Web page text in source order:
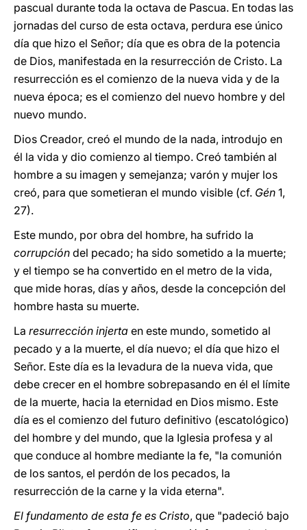
pascual durante toda la octava de Pascua. En todas las
jornadas del curso de esta octava, perdura ese único
día que hizo el Señor; día que es obra de la potencia
de Dios, manifestada en la resurrección de Cristo. La
resurrección es el comienzo de la nueva vida y de la
nueva época; es el comienzo del nuevo hombre y del
nuevo mundo.
Dios Creador, creó el mundo de la nada, introdujo en
él la vida y dio comienzo al tiempo. Creó también al
hombre a su imagen y semejanza; varón y mujer los
creó, para que sometieran el mundo visible (cf. Gén 1,
27).
Este mundo, por obra del hombre, ha sufrido la
corrupción del pecado; ha sido sometido a la muerte;
y el tiempo se ha convertido en el metro de la vida,
que mide horas, días y años, desde la concepción del
hombre hasta su muerte.
La resurrección injerta en este mundo, sometido al
pecado y a la muerte, el día nuevo; el día que hizo el
Señor. Este día es la levadura de la nueva vida, que
debe crecer en el hombre sobrepasando en él el límite
de la muerte, hacia la eternidad en Dios mismo. Este
día es el comienzo del futuro definitivo (escatológico)
del hombre y del mundo, que la Iglesia profesa y al
que conduce al hombre mediante la fe, "la comunión
de los santos, el perdón de los pecados, la
resurrección de la carne y la vida eterna".
El fundamento de esta fe es Cristo, que "padeció bajo